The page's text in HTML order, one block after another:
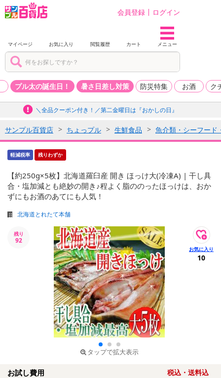
会員登録 ログイン
マイページ お気に入り 閲覧履歴 カート メニュー
プル太の誕生日！ 暑さ日差し対策 防災特集 お酒 ク
＼全品クーポン付き！／第二金曜日は『おかしの日』
サンプル百貨店 ちょっプル 生鮮食品 魚介類・シーフード
軽減税率 残りわずか
【約250g×5枚】北海道羅臼産 開き ほっけ大(冷凍A) | 干し具
合・塩加減とも絶妙の開き♪程よく脂ののったほっけは、おか
ずにもお酒のあてにも人気！
北海道とれたて本舗
残り
92
タップで拡大表示
10
お試し費用 税込・送料込